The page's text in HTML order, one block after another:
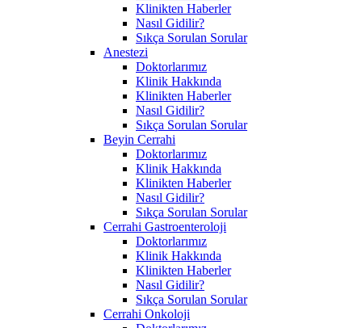
Klinikten Haberler
Nasıl Gidilir?
Sıkça Sorulan Sorular
Anestezi
Doktorlarımız
Klinik Hakkında
Klinikten Haberler
Nasıl Gidilir?
Sıkça Sorulan Sorular
Beyin Cerrahi
Doktorlarımız
Klinik Hakkında
Klinikten Haberler
Nasıl Gidilir?
Sıkça Sorulan Sorular
Cerrahi Gastroenteroloji
Doktorlarımız
Klinik Hakkında
Klinikten Haberler
Nasıl Gidilir?
Sıkça Sorulan Sorular
Cerrahi Onkoloji